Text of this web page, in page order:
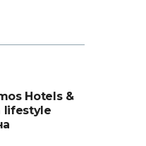
Hotels &
lifestyle